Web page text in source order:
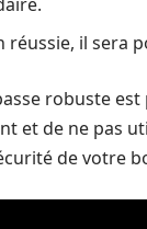
il sera
robuste
et de ne pas
de votre